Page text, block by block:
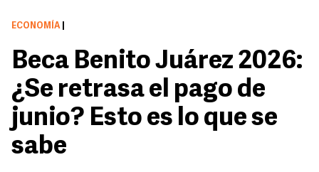
ECONOMÍA
Beca Benito Juárez 2026:
¿Se retrasa el pago de
junio? Esto es lo que se
sabe